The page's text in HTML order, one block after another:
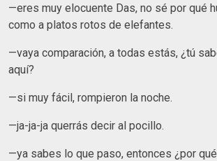
—eres muy elocuente Das, no sé por qué
como a platos rotos de elefantes.
—vaya comparación, a todas estás, ¿tú
aquí?
—si muy fácil, rompieron la noche.
—ja-ja-ja querrás decir al pocillo.
—ya sabes lo que paso, entonces ¿por